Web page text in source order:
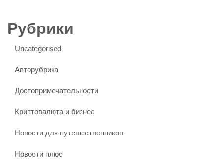
Рубрики
Uncategorised
Авторубрика
Достопримечательности
Криптовалюта и бизнес
Новости для путешественников
Новости плюс